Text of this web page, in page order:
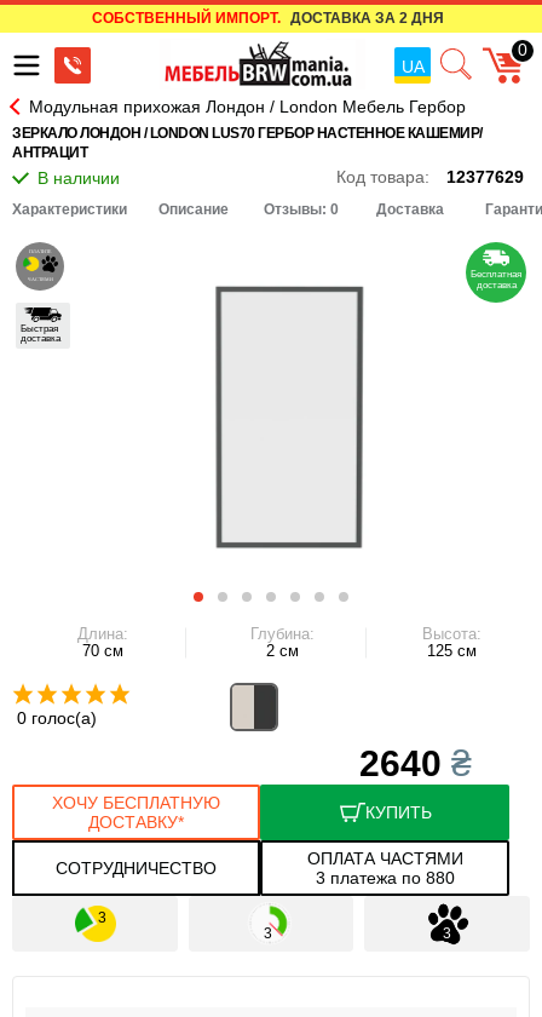
СОБСТВЕННЫЙ ИМПОРТ. ДОСТАВКА ЗА 2 ДНЯ
UA
0
Модульная прихожая Лондон / London Мебель Гербор
ЗЕРКАЛО ЛОНДОН / LONDON LUS70 ГЕРБОР НАСТЕННОЕ КАШЕМИР/
АНТРАЦИТ
Код товара: 12377629
Характеристики Описание Отзывы: 0 Доставка
Длина:
70 см
Глубина:
2 см
Высота:
125 см
0 голос(а)
2640₴
КУПИТЬ
СОТРУДНИЧЕСТВО
ХОЧУ БЕСПЛАТНУЮ
ДОСТАВКУ*
ОПЛАТА ЧАСТЯМИ
3 платежа по 880